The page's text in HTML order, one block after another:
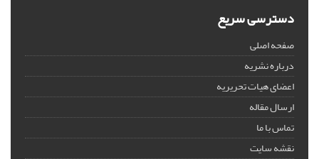
دسترسی سریع
صفحه اصلی
درباره نشریه
اعضای هیات تحریریه
ارسال مقاله
تماس با ما
نقشه سایت